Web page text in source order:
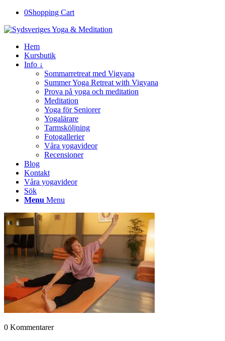
0Shopping Cart
Hem
Kursbutik
Info ↓
Sommarretreat med Vigyana
Summer Yoga Retreat with Vigyana
Prova på yoga och meditation
Meditation
Yoga för Seniorer
Yogalärare
Tarmsköljning
Fotogallerier
Våra yogavideor
Recensioner
Blog
Kontakt
Våra yogavideor
Sök
Menu Menu
0 Kommentarer